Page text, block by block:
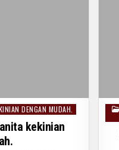
DENGAN MUDAH.
kekinian
in